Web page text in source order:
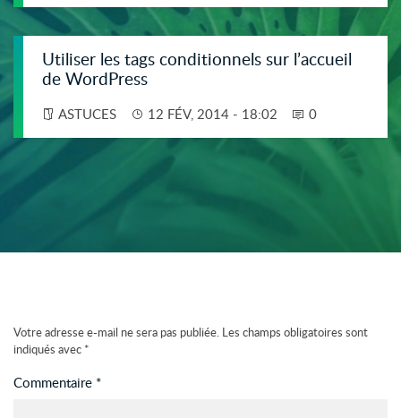
Utiliser les tags conditionnels sur l’accueil
de WordPress
ASTUCES 12 FÉV, 2014 - 18:02 0
Votre adresse e-mail ne sera pas publiée. Les champs obligatoires sont
indiqués avec *
Commentaire *